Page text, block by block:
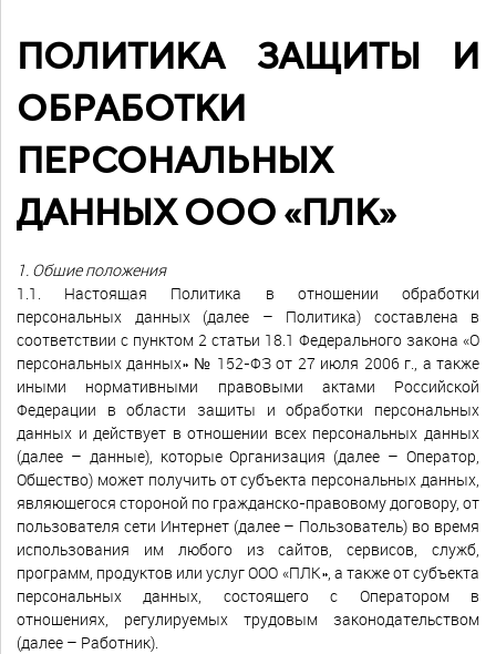
ПОЛИТИКА ЗАЩИТЫ И
ОБРАБОТКИ
ПЕРСОНАЛЬНЫХ
ДАННЫХ ООО «ПЛК»
1. Общие положения
1.1. Настоящая Политика в отношении обработки
персональных данных (далее – Политика) составлена в
соответствии с пунктом 2 статьи 18.1 Федерального закона «О
персональных данных» № 152-ФЗ от 27 июля 2006 г., а также
иными нормативными правовыми актами Российской
Федерации в области защиты и обработки персональных
данных и действует в отношении всех персональных данных
(далее – данные), которые Организация (далее – Оператор,
Общество) может получить от субъекта персональных данных,
являющегося стороной по гражданско-правовому договору, от
пользователя сети Интернет (далее – Пользователь) во время
использования им любого из сайтов, сервисов, служб,
программ, продуктов или услуг ООО «ПЛК», а также от субъекта
персональных данных, состоящего с Оператором в
отношениях, регулируемых трудовым законодательством
(далее – Работник).